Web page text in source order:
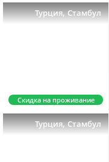
Турция,Стамбул
Скидка на проживание
Турция,Стамбул